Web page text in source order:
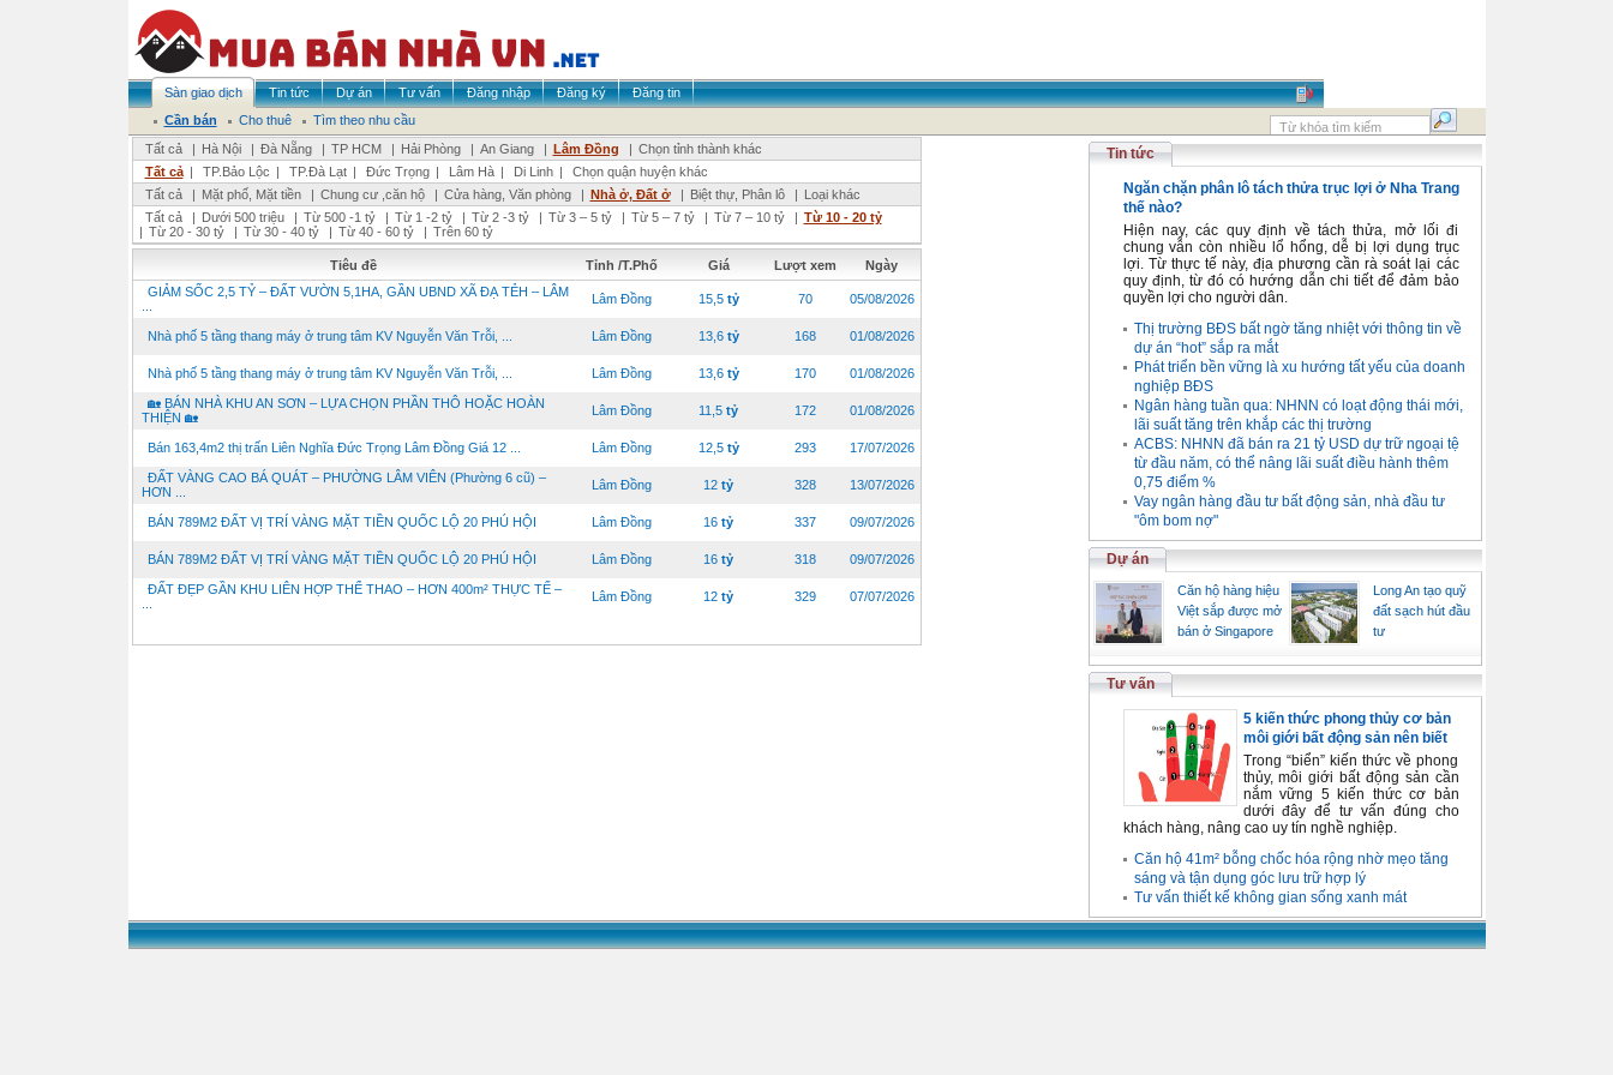
Sàn giao dịch Tin tức Dự án Tư vấn Đăng nhập Đăng ký
Đăng tin
Cần bán
Cho thuê
Tìm theo nhu cầu
Tất cả
| Hà Nội | Đà Nẵng | TP HCM | Hải Phòng | An Giang | Lâm Đồng | Chọn tỉnh thành khác
Tất cả | TP.Bảo Lộc | TP.Đà Lạt | Đức Trọng | Lâm Hà | Di Linh |
Chọn quận huyện khác
Tất cả
| Mặt phố, Mặt tiền | Chung cư ,căn hộ | Cửa hàng, Văn phòng | Nhà ở, Đất ở | Biệt thự, Phân lô | Loại khác
Tất cả
| Dưới 500 triệu | Từ 500 -1 tỷ | Từ 1 -2 tỷ | Từ 2 -3 tỷ | Từ 3 – 5 tỷ | Từ 5 – 7 tỷ | Từ 7 – 10 tỷ | Từ 10 - 20 tỷ
| Từ 20 - 30 tỷ | Từ 30 - 40 tỷ | Từ 40 - 60 tỷ | Trên 60 tỷ
Tiêu đề Tỉnh /T.Phố Giá Lượt xem
Ngày
GIẢM SỐC 2,5 TỶ – ĐẤT VƯỜN 5,1HA, GẦN UBND XÃ ĐẠ TẺH – LÂM
Lâm Đồng 15,5 tỷ 70 05/08/2026
Nhà phố 5 tầng thang máy ở trung tâm KV Nguyễn Văn Trỗi, ... Lâm Đồng 13,6 tỷ 168 01/08/2026
Nhà phố 5 tầng thang máy ở trung tâm KV Nguyễn Văn Trỗi, ... Lâm Đồng 13,6 tỷ 170 01/08/2026
🏡 BÁN NHÀ KHU AN SƠN – LỰA CHỌN PHẦN THÔ HOẶC HOÀN
THIỆN 🏡
Lâm Đồng 11,5 tỷ 172 01/08/2026
Bán 163,4m2 thị trấn Liên Nghĩa Đức Trọng Lâm Đồng Giá 12 ... Lâm Đồng 12,5 tỷ 293 17/07/2026
ĐẤT VÀNG CAO BÁ QUÁT – PHƯỜNG LÂM VIÊN (Phường 6 cũ) –
HƠN ...
Lâm Đồng 12 tỷ 328 13/07/2026
BÁN 789M2 ĐẤT VỊ TRÍ VÀNG MẶT TIỀN QUỐC LỘ 20 PHÚ HỘI Lâm Đồng 16 tỷ 337 09/07/2026
BÁN 789M2 ĐẤT VỊ TRÍ VÀNG MẶT TIỀN QUỐC LỘ 20 PHÚ HỘI Lâm Đồng 16 tỷ 318 09/07/2026
ĐẤT ĐẸP GẦN KHU LIÊN HỢP THỂ THAO – HƠN 400m² THỰC TẾ –
Lâm Đồng 12 tỷ 329 07/07/2026
Tin tức
Ngăn chặn phân lô tách thửa trục lợi ở Nha Trang
thế nào?
Hiện nay, các quy định về tách thửa, mở lối đi
chung vẫn còn nhiều lổ hổng, dễ bị lợi dụng trục
lợi. Từ thực tế này, địa phương cần rà soát lại các
quy định, từ đó có hướng dẫn chi tiết để đảm bảo
quyền lợi cho người dân.
Thị trường BĐS bất ngờ tăng nhiệt với thông tin về
dự án “hot” sắp ra mắt
Phát triển bền vững là xu hướng tất yếu của doanh
nghiệp BĐS
Ngân hàng tuần qua: NHNN có loạt động thái mới,
lãi suất tăng trên khắp các thị trường
ACBS: NHNN đã bán ra 21 tỷ USD dự trữ ngoại tệ
từ đầu năm, có thể nâng lãi suất điều hành thêm
0,75 điểm %
Vay ngân hàng đầu tư bất động sản, nhà đầu tư
"ôm bom nợ"
Dự án
Căn hộ hàng hiệu
Việt sắp được mở
bán ở Singapore
Long An tạo quỹ
đất sạch hút đầu
tư
Tư vấn
5 kiến thức phong thủy cơ bản
môi giới bất động sản nên biết
Trong “biển” kiến thức về phong
thủy, môi giới bất động sản cần
nắm vững 5 kiến thức cơ bản
dưới đây để tư vấn đúng cho
khách hàng, nâng cao uy tín nghề nghiệp.
Căn hộ 41m² bỗng chốc hóa rộng nhờ mẹo tăng
sáng và tận dụng góc lưu trữ hợp lý
Tư vấn thiết kế không gian sống xanh mát